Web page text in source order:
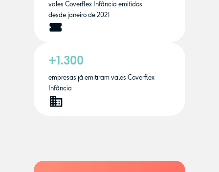
vales Coverflex Infância emitidos
desde janeiro de 2021
+1.300
empresas já emitiram vales Coverflex
Infância